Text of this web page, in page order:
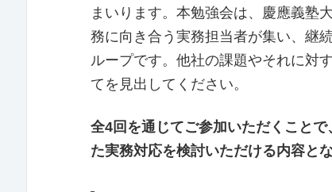
まいります。本勉強会は、慶應義塾
務に向き合う実務担当者が集い、継
ループです。他社の課題やそれに対
てを見出してください。
全4回を通じてご参加いただくこと
た実務対応を検討いただける内容と